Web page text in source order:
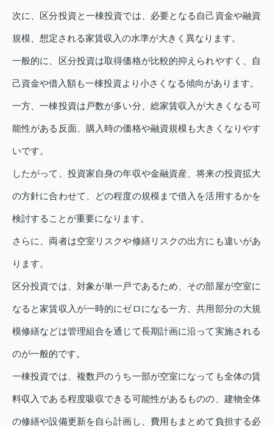
次に、区分投資と一棟投資では、必要となる自己資金や融資
規模、想定される家賃収入の水準が大きく異なります。
一般的に、区分投資は取得価格が比較的抑えられやすく、自
己資金や借入額も一棟投資より小さくなる傾向があります。
一方、一棟投資は戸数が多い分、総家賃収入が大きくなる可
能性がある反面、購入時の価格や融資規模も大きくなりやす
いです。
したがって、投資家自身の年収や金融資産、将来の投資拡大
の方針に合わせて、どの程度の規模まで借入を活用するかを
検討することが重要になります。
さらに、両者は空室リスクや修繕リスクの出方にも違いがあ
ります。
区分投資では、対象が単一戸であるため、その部屋が空室に
なると家賃収入が一時的にゼロになる一方、共用部分の大規
模修繕などは管理組合を通じて長期計画に沿って実施される
のが一般的です。
一棟投資では、複数戸のうち一部が空室になっても全体の賃
料収入である程度吸収できる可能性があるものの、建物全体
の修繕や設備更新を自ら計画し、費用もまとめて負担する必